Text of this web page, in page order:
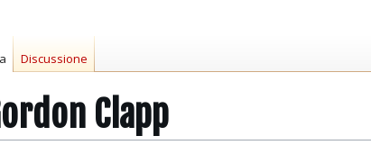
Clapp
Discussione